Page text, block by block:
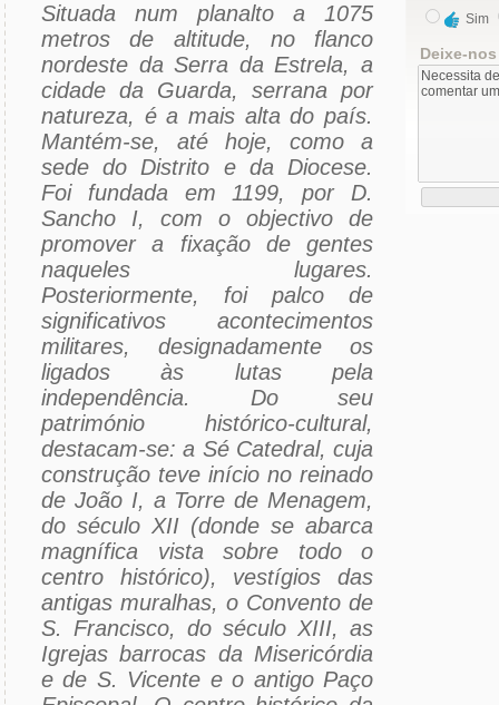
Situada num planalto a 1075
metros de altitude, no flanco
nordeste da Serra da Estrela, a
cidade da Guarda, serrana por
natureza, é a mais alta do país.
Mantém-se, até hoje, como a
sede do Distrito e da Diocese.
Foi fundada em 1199, por D.
Sancho I, com o objectivo de
promover a fixação de gentes
naqueles lugares.
Posteriormente, foi palco de
significativos acontecimentos
militares, designadamente os
ligados às lutas pela
independência. Do seu
património histórico-cultural,
destacam-se: a Sé Catedral, cuja
construção teve início no reinado
de João I, a Torre de Menagem,
do século XII (donde se abarca
magnífica vista sobre todo o
centro histórico), vestígios das
antigas muralhas, o Convento de
S. Francisco, do século XIII, as
Igrejas barrocas da Misericórdia
e de S. Vicente e o antigo Paço
Sim
Deixe-